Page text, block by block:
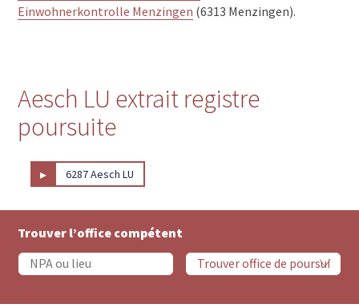
Einwohnerkontrolle Menzingen (6313 Menzingen).
Aesch LU extrait registre
poursuite
▸ 6287 Aesch LU
Trouver l’office compétent